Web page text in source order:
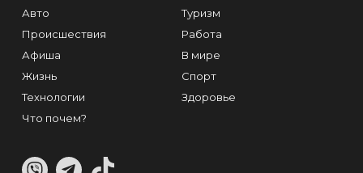
Авто
Происшествия
Афиша
Жизнь
Технологии
Что почем?
Туризм
Работа
В мире
Спорт
Здоровье